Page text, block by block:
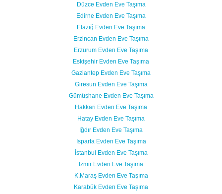
Düzce Evden Eve Taşıma
Edirne Evden Eve Taşıma
Elazığ Evden Eve Taşıma
Erzincan Evden Eve Taşıma
Erzurum Evden Eve Taşıma
Eskişehir Evden Eve Taşıma
Gaziantep Evden Eve Taşıma
Giresun Evden Eve Taşıma
Gümüşhane Evden Eve Taşıma
Hakkari Evden Eve Taşıma
Hatay Evden Eve Taşıma
Iğdır Evden Eve Taşıma
Isparta Evden Eve Taşıma
İstanbul Evden Eve Taşıma
İzmir Evden Eve Taşıma
K.Maraş Evden Eve Taşıma
Karabük Evden Eve Taşıma